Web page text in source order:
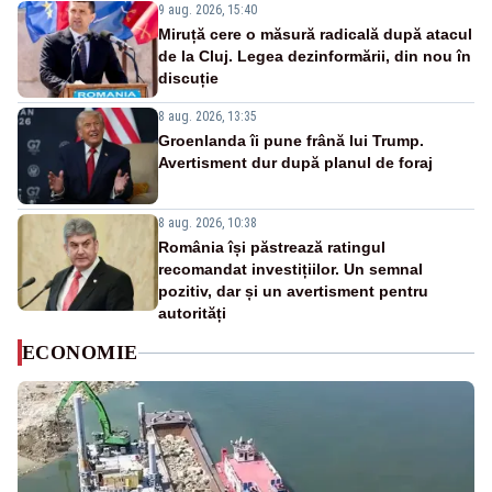
9 aug. 2026, 15:40
Miruță cere o măsură radicală după atacul
de la Cluj. Legea dezinformării, din nou în
discuție
8 aug. 2026, 13:35
Groenlanda îi pune frână lui Trump.
Avertisment dur după planul de foraj
8 aug. 2026, 10:38
România își păstrează ratingul
recomandat investițiilor. Un semnal
pozitiv, dar și un avertisment pentru
autorități
ECONOMIE